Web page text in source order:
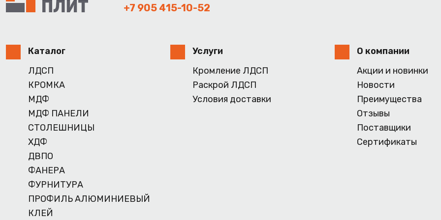
+7 905 415-10-52
Каталог
ЛДСП
КРОМКА
МДФ
МДФ ПАНЕЛИ
СТОЛЕШНИЦЫ
ХДФ
ДВПО
ФАНЕРА
ФУРНИТУРА
ПРОФИЛЬ АЛЮМИНИЕВЫЙ
КЛЕЙ
Услуги
Кромление ЛДСП
Раскрой ЛДСП
Условия доставки
О компании
Акции и новинки
Новости
Преимущества
Отзывы
Поставщики
Сертификаты